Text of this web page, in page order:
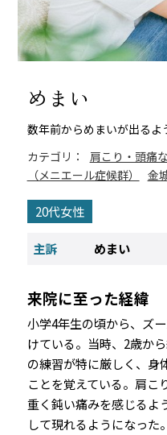
めまい
数年前からめまいが出るよ
カテゴリ：
肩こり・頭痛
（メニエール症候群）
金
20代女性
主訴 めまい
来院に至った経緯
小学4年生の頃から、ズ
けている。当時、2歳か
の練習が特に厳しく、身
ことを覚えている。肩こ
重く鈍い痛みを感じるよ
して現れるようになった